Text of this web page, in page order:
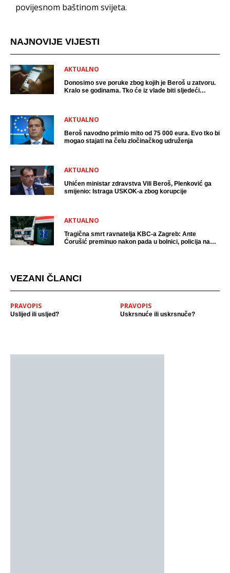
povijesnom baštinom svijeta.
NAJNOVIJE VIJESTI
AKTUALNO
Donosimo sve poruke zbog kojih je Beroš u zatvoru.
Kralo se godinama. Tko će iz vlade biti sljedeći
AKTUALNO
Beroš navodno primio mito od 75 000 eura. Evo tko bi
mogao stajati na čelu zločinačkog udruženja
AKTUALNO
Uhićen ministar zdravstva Vili Beroš, Plenković ga
smijenio: Istraga USKOK-a zbog korupcije
AKTUALNO
Tragična smrt ravnatelja KBC-a Zagreb: Ante
Ćorušić preminuo nakon pada u bolnici, policija na
VEZANI ČLANCI
PRAVOPIS
Uslijed ili usljed?
PRAVOPIS
Uskrsnuće ili uskrsnuče?